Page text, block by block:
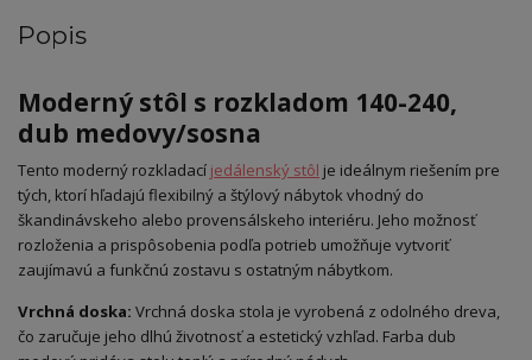
Popis
Moderný stôl s rozkladom 140-240,
dub medovy/sosna
Tento moderný rozkladací jedálenský stôl je ideálnym riešením pre
tých, ktorí hľadajú flexibilný a štýlový nábytok vhodný do
škandinávskeho alebo provensálskeho interiéru. Jeho možnosť
rozloženia a prispôsobenia podľa potrieb umožňuje vytvoriť
zaujímavú a funkčnú zostavu s ostatným nábytkom.
Vrchná doska: Vrchná doska stola je vyrobená z odolného dreva,
čo zaručuje jeho dlhú životnosť a estetický vzhľad. Farba dub